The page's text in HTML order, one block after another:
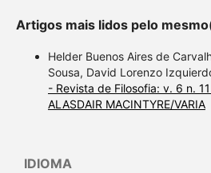
Artigos mais lidos pelo
Helder Buenos Aires de
Sousa, David Lorenzo
- Revista de Filosofia: v. 6 n.
ALASDAIR MACINTYRE/VARIA
IDIOMA